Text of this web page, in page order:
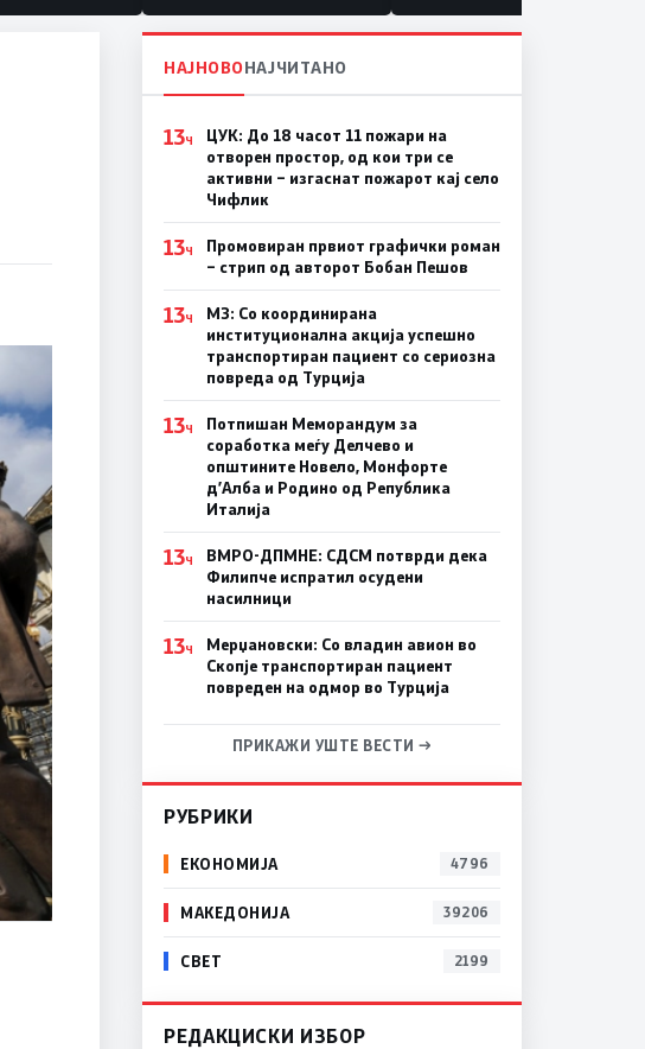
НАЈНОВОНАЈЧИТАНО
13Ч
ЦУК: До 18 часот 11 пожари на
отворен простор, од кои три се
активни – изгаснат пожарот кај село
Чифлик
13Ч
Промовиран првиот графички роман
– стрип од авторот Бобан Пешов
13Ч
МЗ: Со координирана
институционална акција успешно
транспортиран пациент со сериозна
повреда од Турција
13Ч
Потпишан Меморандум за
соработка меѓу Делчево и
општините Новело, Монфорте
д’Алба и Родино од Република
Италија
13Ч
ВМРО-ДПМНЕ: СДСM потврди дека
Филипче испратил осудени
насилници
13Ч
Мерџановски: Со владин авион во
Скопје транспортиран пациент
повреден на одмор во Турција
ПРИКАЖИ УШТЕ ВЕСТИ →
РУБРИКИ
ЕКОНОМИЈА 4796
МАКЕДОНИЈА 39206
СВЕТ 2199
РЕДАКЦИСКИ ИЗБОР